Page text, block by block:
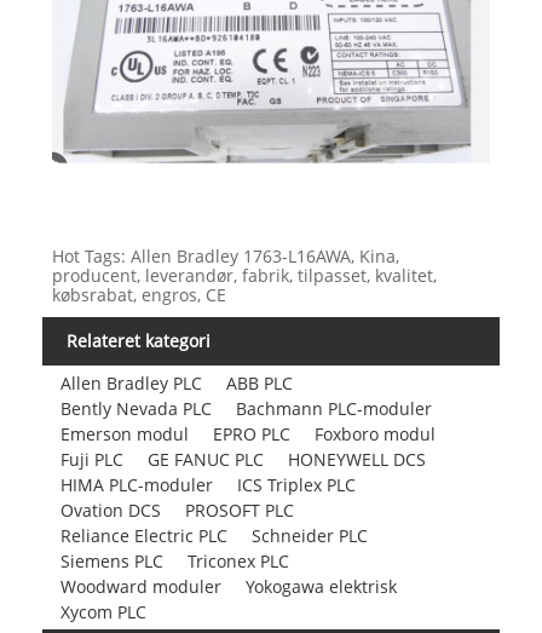
Hot Tags: Allen Bradley 1763-L16AWA, Kina,
producent, leverandør, fabrik, tilpasset, kvalitet,
købsrabat, engros, CE
Relateret kategori
Allen Bradley PLC
ABB PLC
Bently Nevada PLC
Bachmann PLC-moduler
Emerson modul
EPRO PLC
Foxboro modul
Fuji PLC
GE FANUC PLC
HONEYWELL DCS
HIMA PLC-moduler
ICS Triplex PLC
Ovation DCS
PROSOFT PLC
Reliance Electric PLC
Schneider PLC
Siemens PLC
Triconex PLC
Woodward moduler
Yokogawa elektrisk
Xycom PLC